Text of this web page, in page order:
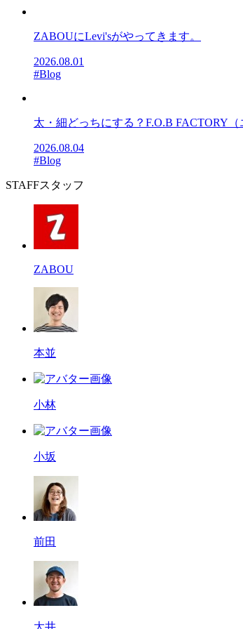
ZABOUにLevi'sがやってきます。
2026.08.01
#Blog
太・細どっちにする？F.O.B FACTORY
2026.08.04
#Blog
STAFFスタッフ
ZABOU
本並
小林
小坂
前田
大井